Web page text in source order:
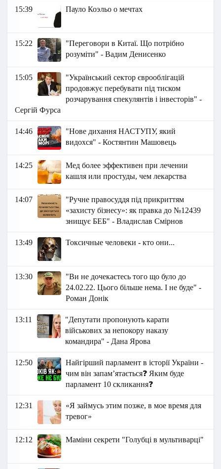
15:39 Пауло Коэльо о мечтах
15:22
"Переговори в Китаї. Що потрібно
розуміти" - Вадим Денисенко
15:05
"Український сектор єврооблігацій
продовжує перебувати під тиском
розчарування спекулянтів і інвесторів" -
Сергій Фурса
14:46
"Нове дихання НАСТУПУ, який
видохся" - Костянтин Машовець
14:25
Мед более эффективен при лечении
кашля или простуды, чем лекарства
14:07
"Ручне правосуддя під прикриттям
«захисту бізнесу»: як правка до №12439
знищує БЕБ" - Владислав Смірнов
13:49 Токсичные человеки - кто они...
13:30
"Ви не дочекаєтесь того що було до
24.02.22. Цього більше нема. І не буде" -
Роман Донік
13:11
"Депутати пропонують карати
військових за непокору наказу
командира" - Дана Ярова
12:50
Найгірший парламент в історії України -
чим він запам’ятається❓ Яким буде
парламент 10 скликання❓
12:31
«Я займусь этим позже, в мое время для
тревог»
12:12 Маміни секрети "Голубці в мультиварці"